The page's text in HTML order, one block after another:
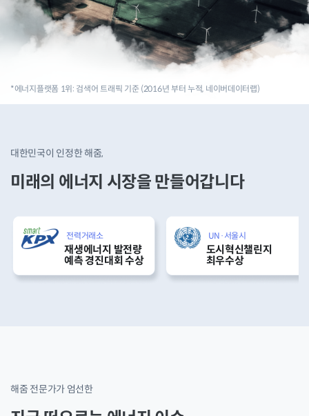
*에너지플랫폼 1위: 검색어 트래픽 기준 (2016년 부터 누적, 네이버데이터랩)
대한민국이 인정한 해줌,
미래의 에너지 시장을 만들어갑니다
UN·서울시
도시혁신챌린지
최우수상
중소벤처기업부·환경부
그린뉴딜 유망기업
100
해줌 전문가가 엄선한